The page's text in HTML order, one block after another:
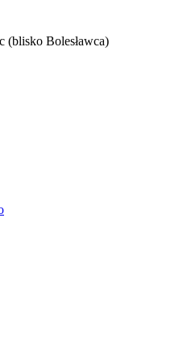
(blisko Bolesławca)